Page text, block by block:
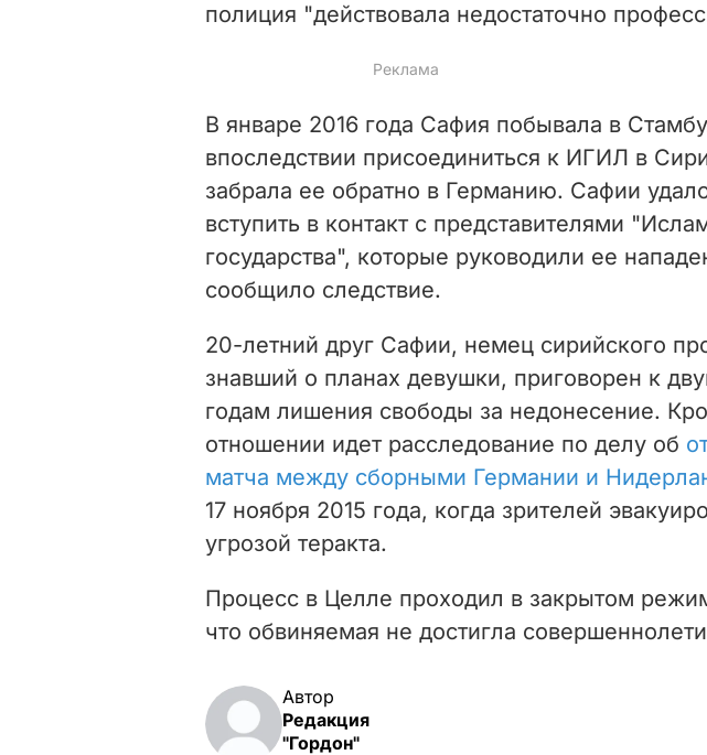
полиция "действовала недостаточно
В январе 2016 года Сафия побывала в
впоследствии присоединиться к ИГИЛ в
забрала ее обратно в Германию. Сафии
вступить в контакт с представителями
государства", которые руководили ее
сообщило следствие.
20-летний друг Сафии, немец сирийского
знавший о планах девушки, приговорен к
годам лишения свободы за недонесение.
отношении идет расследование по делу об
матча между сборными Германии и
17 ноября 2015 года, когда зрителей
угрозой теракта.
Процесс в Целле проходил в закрытом
что обвиняемая не достигла
Автор
Редакция
"Гордон"